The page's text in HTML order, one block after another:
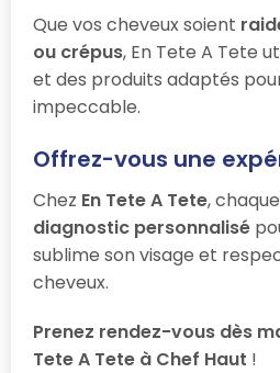
Que vos cheveux soient
ou crépus, En Tete A Tete
et des produits adaptés
impeccable.
Offrez-vous une
Chez En Tete A Tete,
diagnostic personnalisé
sublime son visage et
cheveux.
Prenez rendez-vous dès
Tete A Tete à Chef Haut !